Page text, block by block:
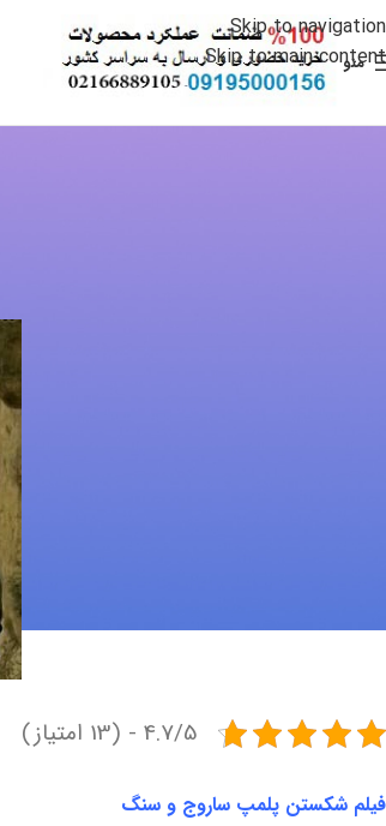
Skip to navigation
Skip to main content
منو
4.7/5 - (13 امتیاز)
فیلم شکستن پلمپ ساروج و سنگ